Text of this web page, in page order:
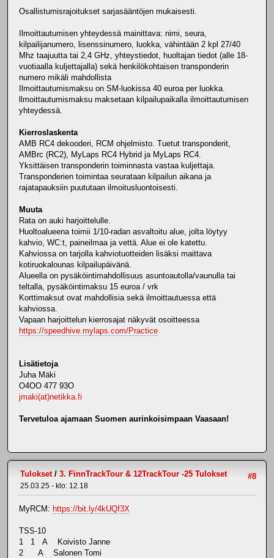
Osallistumisrajoitukset sarjasääntöjen mukaisesti.
Ilmoittautumisen yhteydessä mainittava: nimi, seura,
kilpailijanumero, lisenssinumero, luokka, vähintään 2 kpl 27/40
Mhz taajuutta tai 2,4 GHz, yhteystiedot, huoltajan tiedot (alle 18-
vuotiaalla kuljettajalla) sekä henkilökohtaisen transponderin
numero mikäli mahdollista
Ilmoittautumismaksu on SM-luokissa 40 euroa per luokka.
llmoittautumismaksu maksetaan kilpailupaikalla ilmoittautumisen
yhteydessä.
Kierroslaskenta
AMB RC4 dekooderi, RCM ohjelmisto. Tuetut transponderit,
AMBrc (RC2), MyLaps RC4 Hybrid ja MyLaps RC4.
Yksittäisen transponderin toiminnasta vastaa kuljettaja.
Transponderien toimintaa seurataan kilpailun aikana ja
rajatapauksiin puututaan ilmoitusluontoisesti.
Muuta
Rata on auki harjoittelulle.
Huoltoalueena toimii 1/10-radan asvaltoitu alue, jolta löytyy
kahvio, WC:t, paineilmaa ja vettä. Alue ei ole katettu.
Kahviossa on tarjolla kahviotuotteiden lisäksi maittava
kotiruokalounas kilpailupäivänä.
Alueella on pysäköintimahdollisuus asuntoautolla/vaunulla tai
teltalla, pysäköintimaksu 15 euroa / vrk
Korttimaksut ovat mahdollisia sekä ilmoittautuessa että
kahviossa.
Vapaan harjoittelun kierrosajat näkyvät osoitteessa
https://speedhive.mylaps.com/Practice
Lisätietoja
Juha Mäki
O4OO 477 93O
jmaki(at)netikka.fi
Tervetuloa ajamaan Suomen aurinkoisimpaan Vaasaan!
#8
Tulokset/ 3. FinnTrackTour & 12TrackTour -25 Tulokset
25.03.25 - klo: 12.18
MyRCM: https://bit.ly/4kUQf3X
TSS-10
1 1 A Koivisto Janne
2 A Salonen Tomi